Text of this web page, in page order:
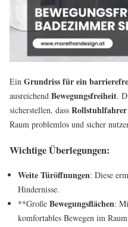
Ein Grundriss für ein
ausreichend Bewegungsfreiheit.
sicherstellen, dass Rollstuhlfahrer
Raum problemlos und sicher
Wichtige Überlegungen:
Weite Türöffnungen: Diese
Hindernisse.
**Große Bewegungsflächen:
komfortables Bewegen im